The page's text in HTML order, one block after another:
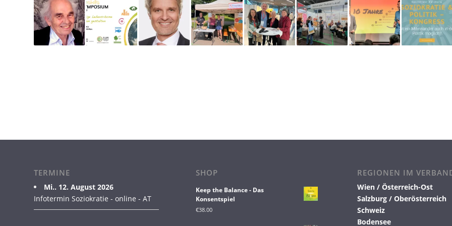
TERMINE
Mi.. 12. August 2026
Infotermin Soziokratie - online - AT
SHOP
Keep the Balance - Das
Konsentspiel
€38.00
REGIONEN IM
Wien / Österreich-Ost
Salzburg / Oberösterreich
Schweiz
Bodensee